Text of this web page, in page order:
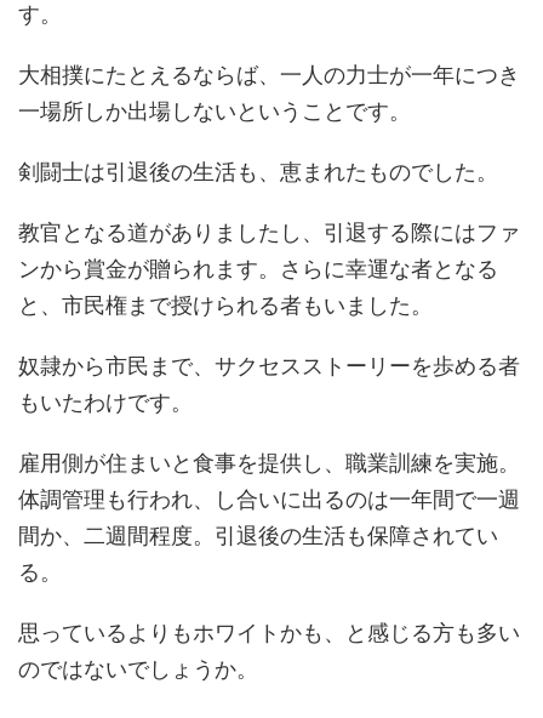
す。
大相撲にたとえるならば、一人の力士が一年につき
一場所しか出場しないということです。
剣闘士は引退後の生活も、恵まれたものでした。
教官となる道がありましたし、引退する際にはファ
ンから賞金が贈られます。さらに幸運な者となる
と、市民権まで授けられる者もいました。
奴隷から市民まで、サクセスストーリーを歩める者
もいたわけです。
雇用側が住まいと食事を提供し、職業訓練を実施。
体調管理も行われ、し合いに出るのは一年間で一週
間か、二週間程度。引退後の生活も保障されてい
る。
思っているよりもホワイトかも、と感じる方も多い
のではないでしょうか。